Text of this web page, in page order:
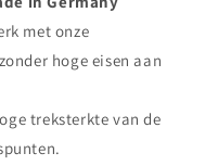
met onze
hoge eisen aan
treksterkte van de